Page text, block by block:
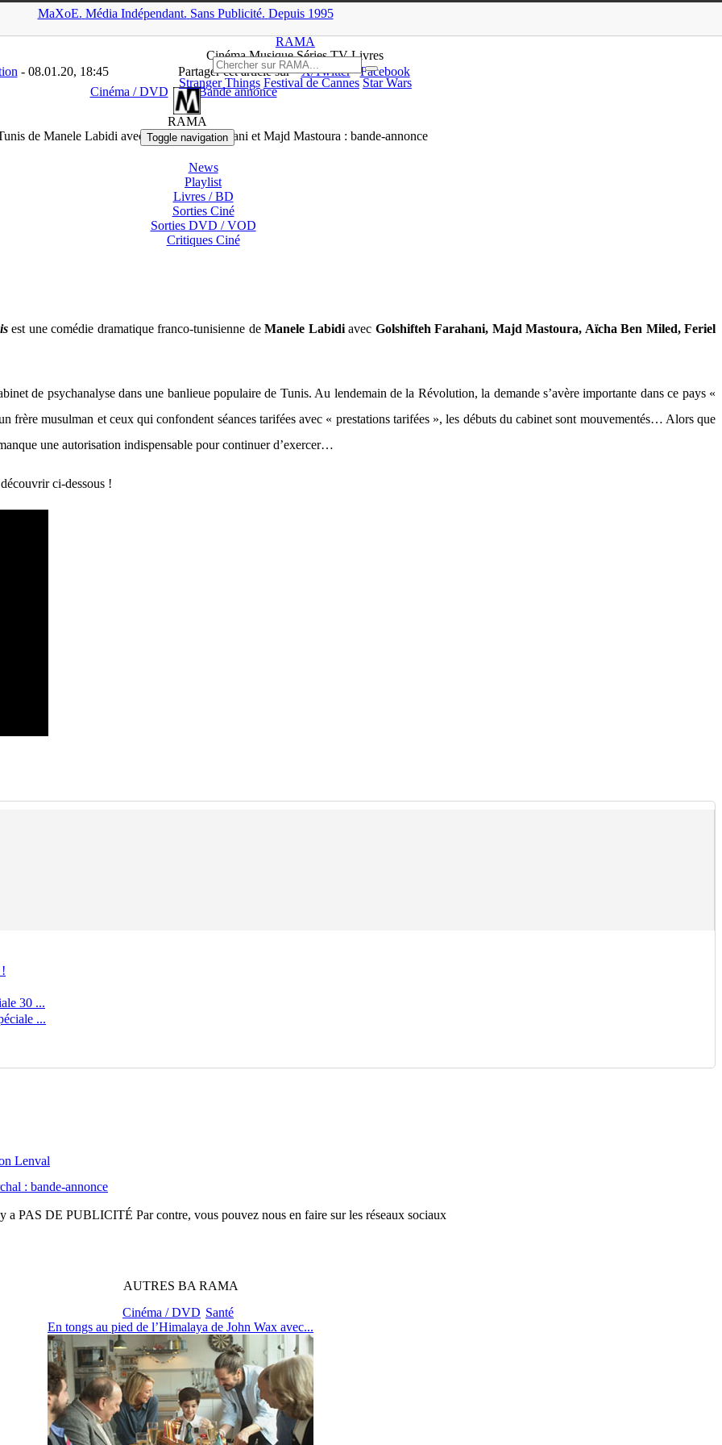
MaXoE. Média Indépendant. Sans Publicité. Depuis 1995
RAMA
CinémaMusique SériesTVLivres
Stranger Things Festival de Cannes Star Wars
RAMA
Toggle navigation
News
Playlist
Livres / BD
Sorties Ciné
Sorties DVD / VOD
CritiquesCiné
▲
- 08.01.20, 18:45 Partager cet article sur X/Twitter
Facebook
Cinéma / DVD
Bande annonce
de Manele Labidi avec Golshifteh Farahani et Majd Mastoura : bande-annonce
est une comédie dramatique franco-tunisienne de Manele Labidiavec Golshifteh Farahani, Majd Mastoura, Aïcha Ben Miled, Feriel
de psychanalyse dans une banlieue populaire de Tunis. Au lendemain de la Révolution, la demande s’avère importante dans ce pays «
frère musulman et ceux qui confondent séances tarifées avec « prestations tarifées », les débuts du cabinet sont mouvementés… Alors que
une autorisation indispensable pour continuer d’exercer…
ci-dessous !
30 ...
...
Lenval
: bande-annonce
a PAS DE PUBLICITÉ Par contre, vous pouvez nous en faire sur les réseaux sociaux
AUTRES BA RAMA
Cinéma / DVD Santé
En tongs au pied de l’Himalaya de John Wax avec...